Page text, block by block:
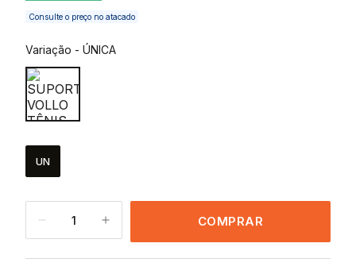
Consulte o preço no atacado
Variação - ÚNICA
UN
1 COMPRAR